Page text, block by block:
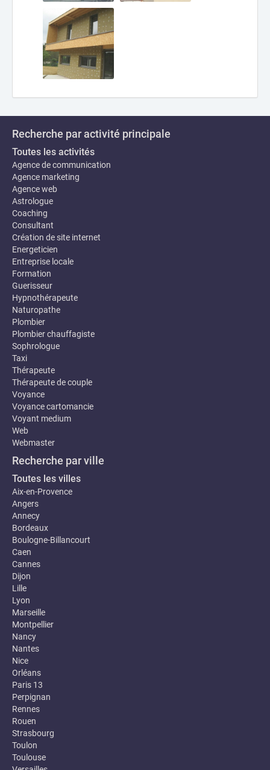
Recherche par activité principale
Toutes les activités
Agence de communication
Agence marketing
Agence web
Astrologue
Coaching
Consultant
Création de site internet
Energeticien
Entreprise locale
Formation
Guerisseur
Hypnothérapeute
Naturopathe
Plombier
Plombier chauffagiste
Sophrologue
Taxi
Thérapeute
Thérapeute de couple
Voyance
Voyance cartomancie
Voyant medium
Web
Webmaster
Recherche par ville
Toutes les villes
Aix-en-Provence
Angers
Annecy
Bordeaux
Boulogne-Billancourt
Caen
Cannes
Dijon
Lille
Lyon
Marseille
Montpellier
Nancy
Nantes
Nice
Orléans
Paris 13
Perpignan
Rennes
Rouen
Strasbourg
Toulon
Toulouse